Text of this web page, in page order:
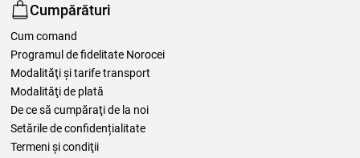
Cumpărături
Cum comand
Programul de fidelitate Norocei
Modalităţi şi tarife transport
Modalităţi de plată
De ce să cumpăraţi de la noi
Setările de confidențialitate
Termeni şi condiţii